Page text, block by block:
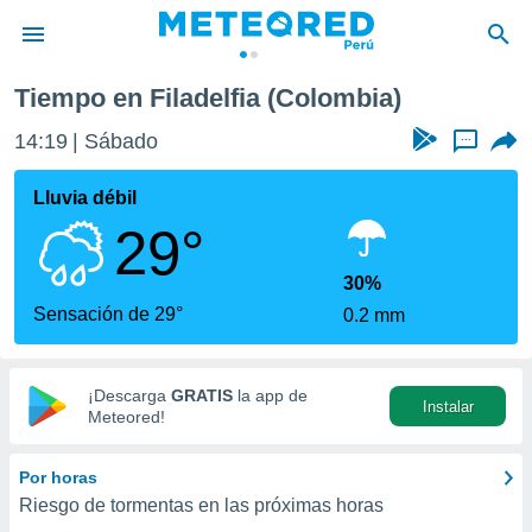
de
ha sido
para
que se
calidad.
a este
las
y
digital
basada
Tiempo en Filadelfia (Colombia)
14:19 Sábado ...
Lluvia débil
29°
Sensación de 29°
30%
0.2 mm
¡Descarga GRATIS la app de
Meteored!
Instalar
Por horas
Riesgo de tormentas en las próximas horas